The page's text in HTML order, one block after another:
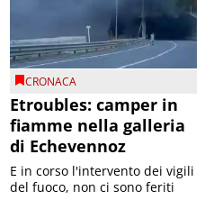
CRONACA
Etroubles: camper in
fiamme nella galleria
di Echevennoz
E in corso l'intervento dei vigili
del fuoco, non ci sono feriti